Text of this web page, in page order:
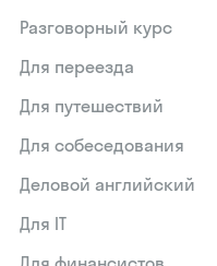
Разговорный курс
Для переезда
Для путешествий
Для собеседования
Деловой английский
Для IT